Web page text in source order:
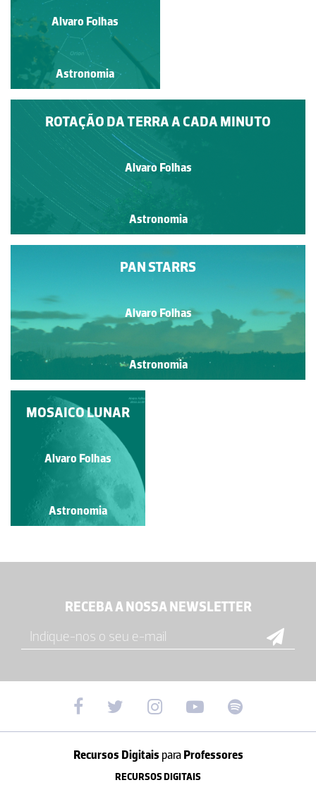
Alvaro Folhas
Astronomia
ROTAÇÃO DA TERRA A CADA MINUTO
Alvaro Folhas
Astronomia
Alvaro Folhas
Astronomia
PAN STARRS
Alvaro Folhas
Astronomia
MOSAICO LUNAR
Alvaro Folhas
Astronomia
RECEBA A NOSSA NEWSLETTER
Recursos Digitais paraProfessores
RECURSOS DIGITAIS